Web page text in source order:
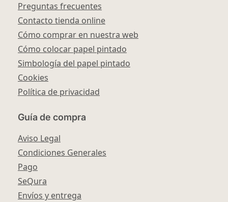
Preguntas frecuentes
Contacto tienda online
Cómo comprar en nuestra web
Cómo colocar papel pintado
Simbología del papel pintado
Cookies
Política de privacidad
Guía de compra
Aviso Legal
Condiciones Generales
Pago
SeQura
Envíos y entrega